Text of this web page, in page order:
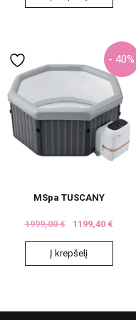
- 40%
MSpa TUSCANY
1999,00€ 1199,40 €
Į krepšelį